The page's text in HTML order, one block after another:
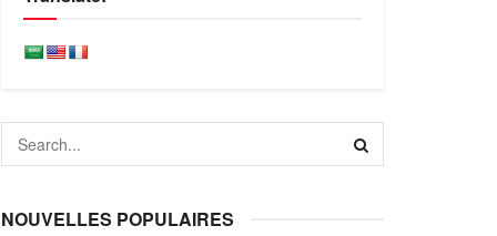
NOUVELLES POPULAIRES